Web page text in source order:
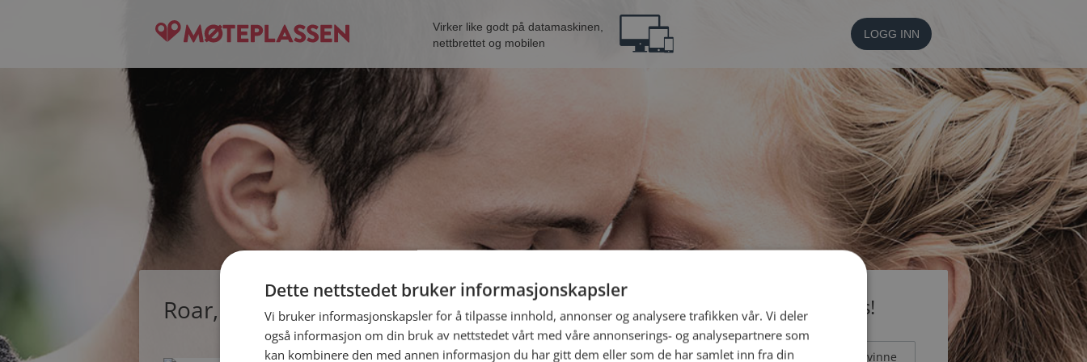
Virker like godt på datamaskinen,
nettbrettet og mobilen
LOGG INN
Roar, single mann fra Tingvoll Bli medlem gratis!
Jeg er en: Mann Kvinne
Dette nettstedet bruker informasjonskapsler
Vi bruker informasjonskapsler for å tilpasse innhold, annonser og analysere trafikken vår. Vi deler
også informasjon om din bruk av nettstedet vårt med våre annonserings- og analysepartnere som
kan kombinere den med annen informasjon du har gitt dem eller som de har samlet inn fra din